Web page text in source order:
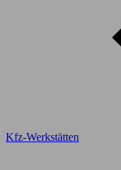
Kfz-Werkstätten